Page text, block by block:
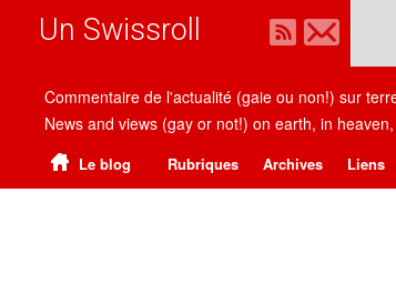
Un Swissroll
Commentaire de l'actualité (gaie ou non!) sur
News and views (gay or not!) on earth, in
Le blog Rubriques Archives Liens